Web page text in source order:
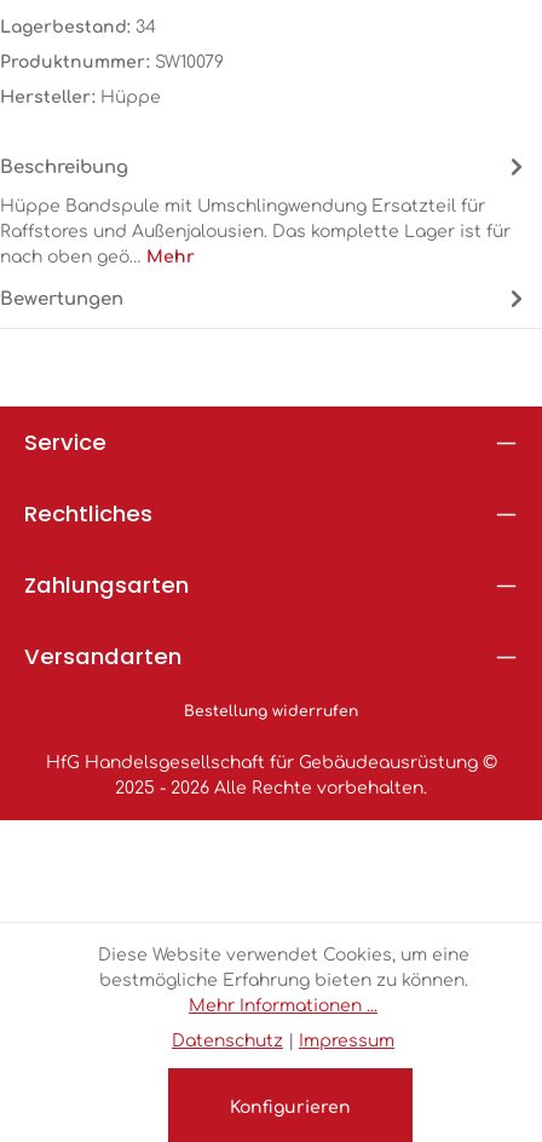
Lagerbestand: 34
Produktnummer: SW10079
Hersteller: Hüppe
Beschreibung
Hüppe Bandspule mit Umschlingwendung Ersatzteil für
Raffstores und Außenjalousien. Das komplette Lager ist für
nach oben geö… Mehr
Bewertungen
Service
Rechtliches
Zahlungsarten
Versandarten
Bestellung widerrufen
HfG Handelsgesellschaft für Gebäudeausrüstung ©
2025 - 2026 Alle Rechte vorbehalten.
Diese Website verwendet Cookies, um eine
bestmögliche Erfahrung bieten zu können.
Mehr Informationen ...
Datenschutz
Impressum
Konfigurieren